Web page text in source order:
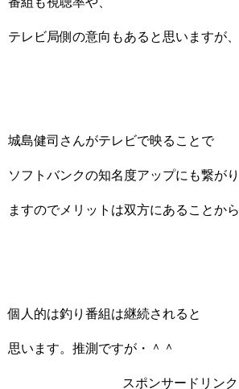
テレビ局側の意向もあると思いますが、
城島健司さんがテレビで映ることで
ソフトバンクの知名度アップにも繋がり
ますのでメリットは双方にあることから
個人的は釣り番組は継続されると
思います。推測ですが・＾＾
スポンサードリンク